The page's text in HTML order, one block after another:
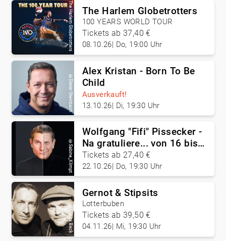
The Harlem Globetrotters 08.10.26 Do, 19:00 Uhr
The Harlem Globetrotters
100 YEARS WORLD TOUR
Tickets ab 37,40 €
©
Dieter Steinbach 13.10.26 Di, 19:30 Uhr
Alex Kristan - Born To Be
Child
Ausverkauft!
©
Sabine_Klimpt 22.10.26 Do, 19:30 Uhr
Wolfgang "Fifi" Pissecker -
Na gratuliere... von 16 bis
60!
Tickets ab 27,40 €
©
Lukas Beck 04.11.26 Mi, 19:30 Uhr
Gernot & Stipsits
Lotterbuben
Tickets ab 39,50 €